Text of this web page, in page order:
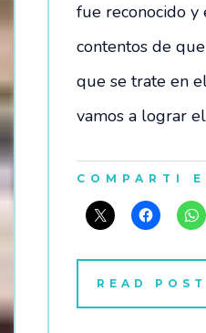
fue reconocido y
contentos de
que se trate en
vamos a lograr
COMPARTI
READ POST